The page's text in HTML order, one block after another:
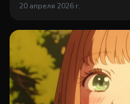
20 апреля 2026 г.